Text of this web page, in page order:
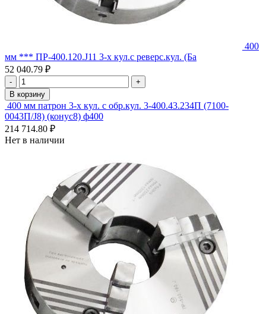
400
мм *** ПР-400.120.J11 3-х кул.с реверс.кул. (Ба
52 040.79 ₽
-
+
В корзину
400 мм патрон 3-х кул. с обр.кул. 3-400.43.234П (7100-
0043П/J8) (конус8) ф400
214 714.80 ₽
Нет в наличии